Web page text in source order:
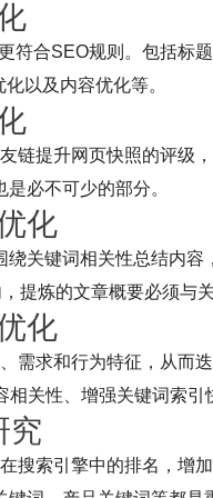
符合SEO规则。包括标
以及内容优化等。
链提升网页快照的评级
必不可少的部分。
化
关键词相关性总结内容
提炼的文章概要必须与
化
需求和行为特征，从而
相关性、增强关键词索引
究
搜索引擎中的排名，增